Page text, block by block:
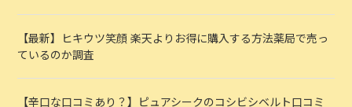
【最新】ヒキウツ笑顔 楽天よりお得に購入する方法薬局で売っ
ているのか調査
【辛口な口コミあり？】ピュアシークのコシビシベルト口コミ